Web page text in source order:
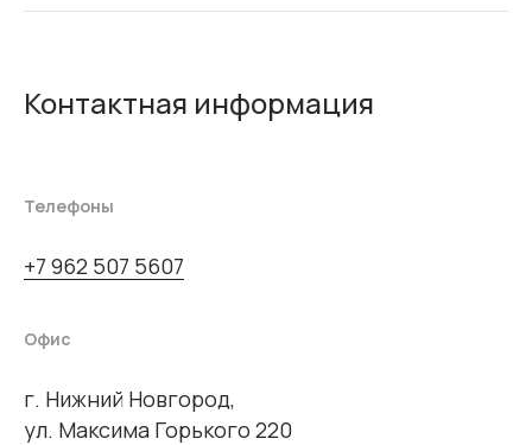
Контактная информация
Телефоны
+7 962 507 5607
Офис
г. Нижний Новгород,
ул. Максима Горького 220